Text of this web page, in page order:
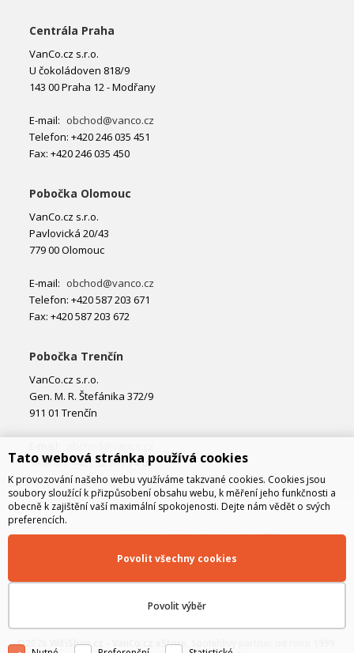
Centrála Praha
VanCo.cz s.r.o.
U čokoládoven 818/9
143 00 Praha 12 - Modřany
E-mail: obchod@vanco.cz
Telefon: +420 246 035 451
Fax: +420 246 035 450
Pobočka Olomouc
VanCo.cz s.r.o.
Pavlovická 20/43
779 00 Olomouc
E-mail: obchod@vanco.cz
Telefon: +420 587 203 671
Fax: +420 587 203 672
Pobočka Trenčín
VanCo.cz s.r.o.
Gen. M. R. Štefánika 372/9
911 01 Trenčín
Telefon: +421 32 877 74 02
©2026 WiFiShop.cz - VanCo.cz eStore
Tato webová stránka používá cookies
K provozování našeho webu využíváme takzvané cookies. Cookies jsou
soubory sloužící k přizpůsobení obsahu webu, k měření jeho funkčnosti a
obecně k zajištění vaší maximální spokojenosti. Dejte nám vědět o svých
preferencích.
Povolit výběr
Povolit všechny cookies